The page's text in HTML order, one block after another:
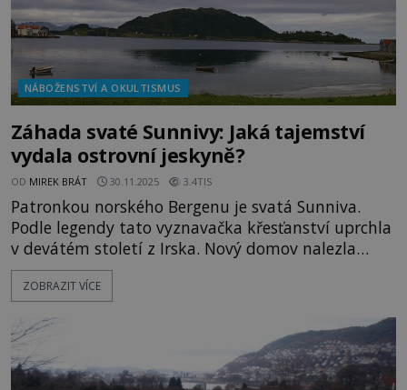
NÁBOŽENSTVÍ A OKULTISMUS
Záhada svaté Sunnivy: Jaká tajemství
vydala ostrovní jeskyně?
OD MIREK BRÁT 30.11.2025 3.4TIS
Patronkou norského Bergenu je svatá Sunniva.
Podle legendy tato vyznavačka křesťanství uprchla
v devátém století z Irska. Nový domov nalezla
v Norsku, konkrétně na ostrově Selja. To je však
pouhý začátek celého příběhu, ve kterém hlavní
této světici stále zahalen rouškou tajemství?
V roce 996 se na
ZOBRAZIT VÍCE